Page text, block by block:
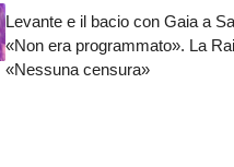
Levante e il bacio con Gaia a
«Non era programmato». La
«Nessuna censura»